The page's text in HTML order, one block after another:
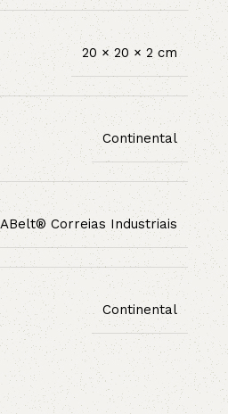
20 × 20 × 2 cm
Continental
ABelt® Correias Industriais
Continental